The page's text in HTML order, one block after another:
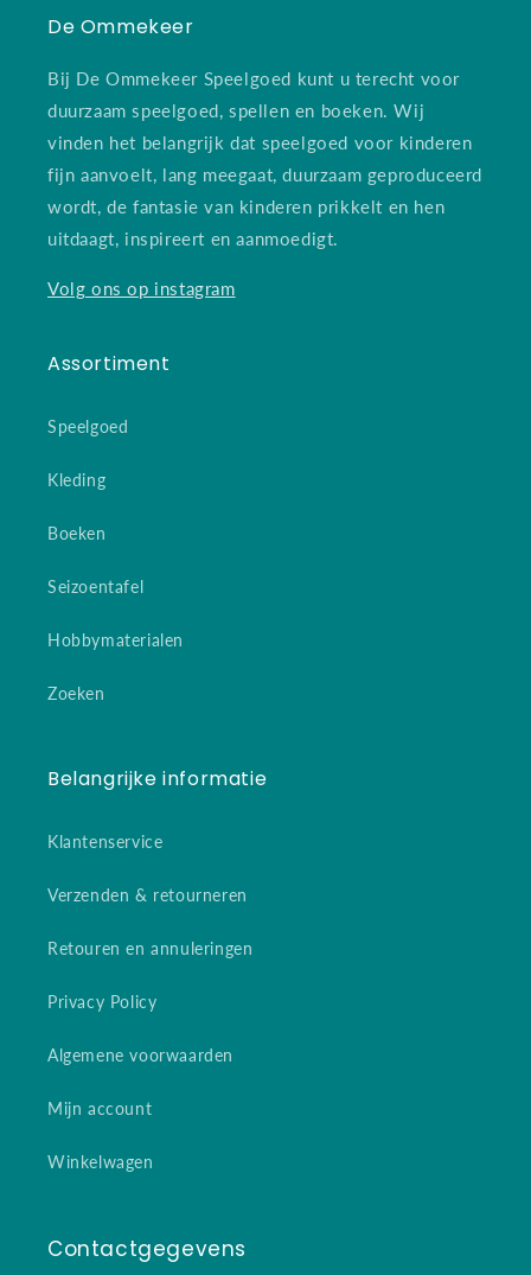
De Ommekeer
Bij De Ommekeer Speelgoed kunt u terecht voor
duurzaam speelgoed, spellen en boeken. Wij
vinden het belangrijk dat speelgoed voor kinderen
fijn aanvoelt, lang meegaat, duurzaam geproduceerd
wordt, de fantasie van kinderen prikkelt en hen
uitdaagt, inspireert en aanmoedigt.
Volg ons op instagram
Assortiment
Speelgoed
Kleding
Boeken
Seizoentafel
Hobbymaterialen
Zoeken
Belangrijke informatie
Klantenservice
Verzenden & retourneren
Retouren en annuleringen
Privacy Policy
Algemene voorwaarden
Mijn account
Winkelwagen
Contactgegevens